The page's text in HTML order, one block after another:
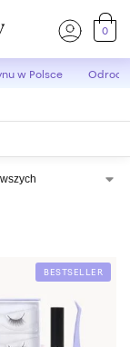
0
w Polsce
BESTSELLER